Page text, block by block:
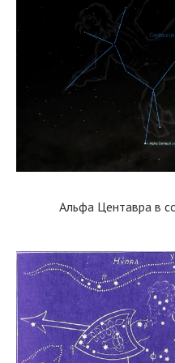
Альфа Центавра в